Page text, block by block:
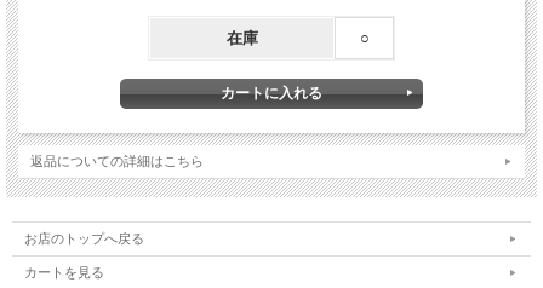
・取付作業は整備知識のある方が行って下さい。
・取り付け中に生じた不具合に関しましては当社にて一切責任を負いかねますので
・予めご了承ください。
す。
在庫状況によりメーカーから取り寄せになる場合がございます。
在庫 ○
返品についての詳細はこちら
お店のトップへ戻る
カートを見る